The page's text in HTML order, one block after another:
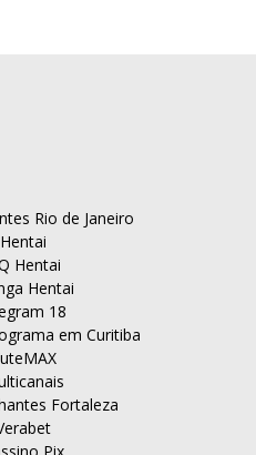
Rio de Janeiro
Hentai
Hentai
Hentai
18
em Curitiba
Fortaleza